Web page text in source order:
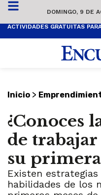
DOMINGO, 9 DE
Inicio >
¿Conoces
de
su
Existen
habilidades de los